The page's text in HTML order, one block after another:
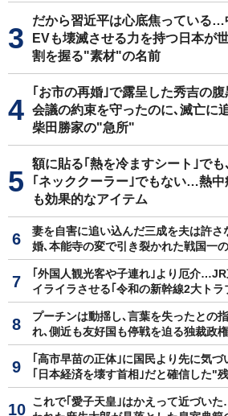
だから習近平は心底焦っている…
EVも壊滅させる力を持つ日本が
割を握る"素材"の名前
｢お市の再婚｣で露呈した秀吉の
会議の約束を守ったのに､滅亡に
柴田勝家の"急所"
額に貼る｢熱を冷ますシート｣でも
｢ネッククーラー｣でもない…熱中
も効果的なアイテム
妻を自害に追い込んだ三成を夫は許
婚､本能寺の変で引き裂かれた戦国一
｢外国人観光客や子連れ｣より厄介
イライラさせる｢令和の新幹線2大トラ
プーチンは動揺し､言葉を失ったとの
れ､側近も友好国も停戦を迫る独裁政
｢高市早苗の正体｣に国民より先に気
｢日本経済を壊す首相｣だと確信した"
これで｢愛子天皇｣はかえって近づい